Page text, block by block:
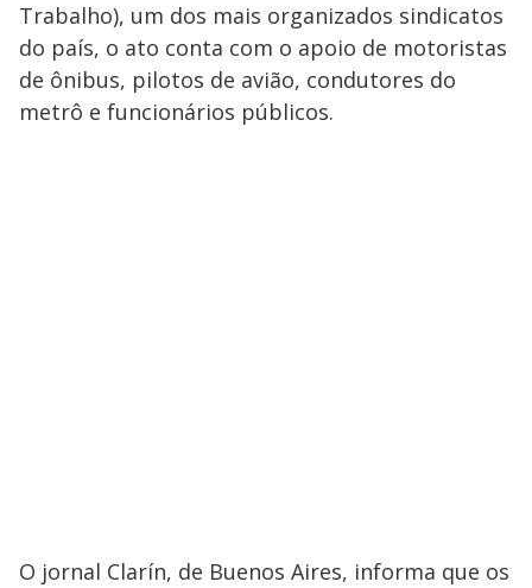
Trabalho), um dos mais organizados sindicatos
do país, o ato conta com o apoio de motoristas
de ônibus, pilotos de avião, condutores do
metrô e funcionários públicos.
O jornal Clarín, de Buenos Aires, informa que os